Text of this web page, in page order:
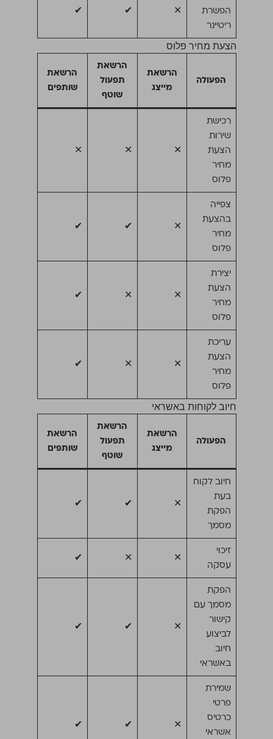
הפשרת
ריטיינר
✕
✔
✔
הצעת מחיר פלוס
הפעולה
הרשאת
מייצג
הרשאת
תפעול
שוטף
הרשאת
שותפים
רכישת
שירות
הצעת
מחיר
פלוס
✕
✕
✕
צפייה
בהצעת
מחיר
פלוס
✕
✔
✔
יצירת
הצעת
מחיר
פלוס
✕
✕
✔
עריכת
הצעת
מחיר
פלוס
✕
✕
✔
חיוב לקוחות באשראי
הפעולה
הרשאת
מייצג
הרשאת
תפעול
שוטף
הרשאת
שותפים
חיוב לקוח
בעת
הפקת
מסמך
✕
✔
✔
זיכוי
עסקה
✕
✕
✔
הפקת
מסמך עם
קישור
לביצוע
חיוב
באשראי
✕
✔
✔
שמירת
פרטי
כרטיס
אשראי
✕
✔
✔